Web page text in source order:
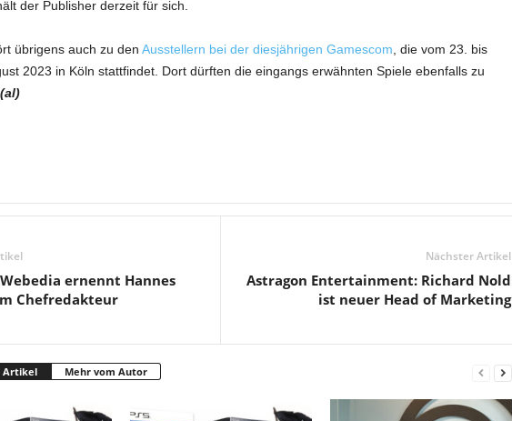
der Publisher derzeit für sich.
übrigens auch zu den Ausstellern bei der diesjährigen Gamescom , die vom 23. bis
2023 in Köln stattfindet. Dort dürften die eingangs erwähnten Spiele ebenfalls zu
(al)
ernennt Hannes
Chefredakteur
Nächster Artikel
Astragon Entertainment: Richard Nold
ist neuer Head of Marketing
Artikel Mehr vom Autor